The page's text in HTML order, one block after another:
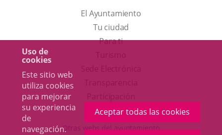
Uso de
cookies
Este sitio web
utiliza cookies
para mejorar
su experiencia
de
navegación.
Aceptar todas las cookies
El Ayuntamiento
Tu ciudad
Para ti
en
una
aplicación
externa.
Otras webs del ayuntamiento